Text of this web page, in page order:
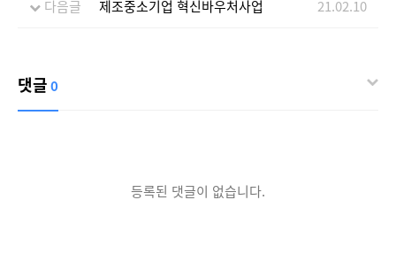
다음글 제조중소기업 혁신바우처사업 21.02.10
댓글0
등록된 댓글이 없습니다.